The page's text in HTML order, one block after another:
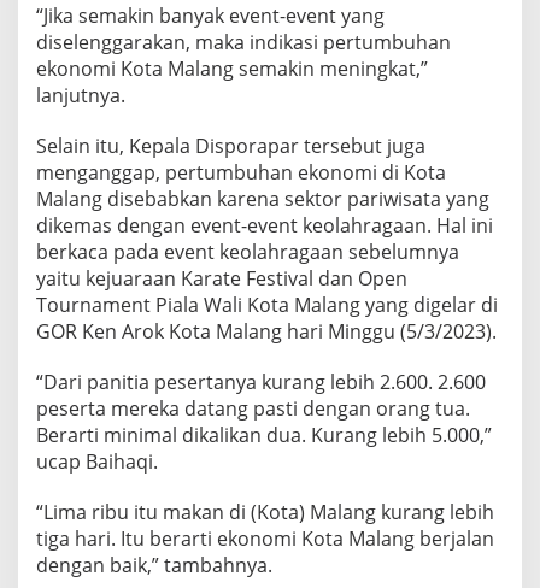
O
G
L
O
V
O
L
2
W
A
L
I
K
O
A
M
L
G
C
P
“Jika semakin banyak event-event yang
diselenggarakan, maka indikasi pertumbuhan
ekonomi Kota Malang semakin meningkat,”
lanjutnya.
Selain itu, Kepala Disporapar tersebut juga
menganggap, pertumbuhan ekonomi di Kota
Malang disebabkan karena sektor pariwisata yang
dikemas dengan event-event keolahragaan. Hal ini
berkaca pada event keolahragaan sebelumnya
yaitu kejuaraan Karate Festival dan Open
Tournament Piala Wali Kota Malang yang digelar di
GOR Ken Arok Kota Malang hari Minggu (5/3/2023).
“Dari panitia pesertanya kurang lebih 2.600. 2.600
peserta mereka datang pasti dengan orang tua.
Berarti minimal dikalikan dua. Kurang lebih 5.000,”
ucap Baihaqi.
“Lima ribu itu makan di (Kota) Malang kurang lebih
tiga hari. Itu berarti ekonomi Kota Malang berjalan
dengan baik,” tambahnya.